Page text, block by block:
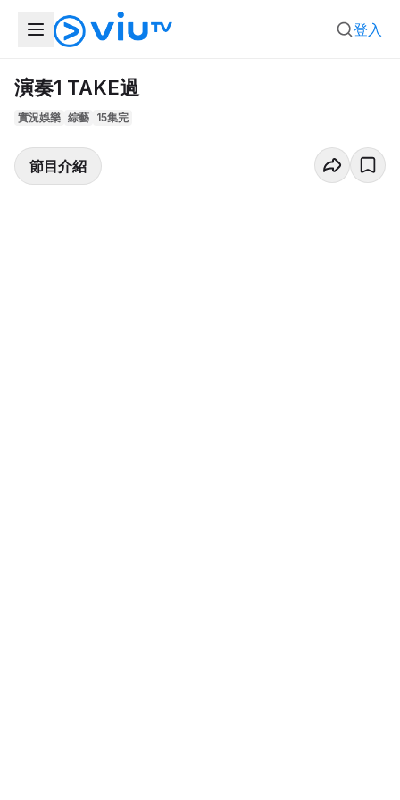
登入
演奏1 TAKE過
實況娛樂 綜藝 15集完
節目介紹